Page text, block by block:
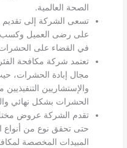
الصحة العالمية.
تسعى الشركة إلى
على رضى العميل وكسب
في القضاء على
تعتمد شركة مكافحة
مجال إبادة الحشرات،
والإستشاريين
الحشرات بشكل نهائي
تقدم الشركة عروض
حتى تحقق نوع من أنواع
المبيدات المخصصة